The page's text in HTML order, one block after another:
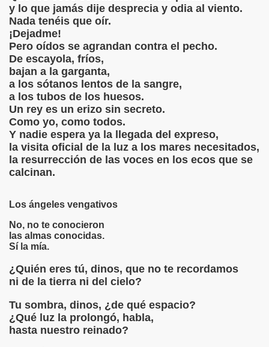
y lo que jamás dije desprecia y odia al viento.
Nada tenéis que oír.
¡Dejadme!
Pero oídos se agrandan contra el pecho.
De escayola, fríos,
bajan a la garganta,
a los sótanos lentos de la sangre,
a los tubos de los huesos.
Un rey es un erizo sin secreto.
Como yo, como todos.
Y nadie espera ya la llegada del expreso,
la visita oficial de la luz a los mares necesitados,
la resurrección de las voces en los ecos que se
calcinan.
Los ángeles vengativos
No, no te conocieron
las almas conocidas.
Sí la mía.
¿Quién eres tú, dinos, que no te recordamos
ni de la tierra ni del cielo?
Tu sombra, dinos, ¿de qué espacio?
¿Qué luz la prolongó, habla,
hasta nuestro reinado?
una Premio Nobel Por Félix Romeo
Elizabeth Barret Browning
Olga Manzano y Manuel Picón
(poema)
de amor"
AQUEL HIJO QUE NO TUVE CONTIGO - Rafael de
Sabines